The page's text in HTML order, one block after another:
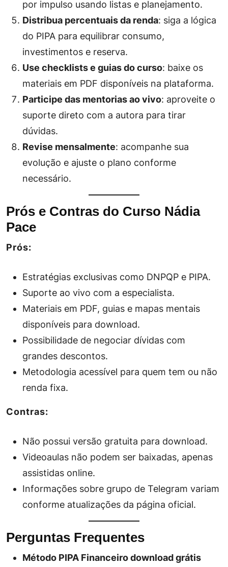
por impulso usando listas e planejamento.
Distribua percentuais da renda: siga a lógica
do PIPA para equilibrar consumo,
investimentos e reserva.
Use checklists e guias do curso: baixe os
materiais em PDF disponíveis na plataforma.
Participe das mentorias ao vivo: aproveite o
suporte direto com a autora para tirar
dúvidas.
Revise mensalmente: acompanhe sua
evolução e ajuste o plano conforme
necessário.
Prós e Contras do Curso Nádia
Pace
Prós:
Estratégias exclusivas como DNPQP e PIPA.
Suporte ao vivo com a especialista.
Materiais em PDF, guias e mapas mentais
disponíveis para download.
Possibilidade de negociar dívidas com
grandes descontos.
Metodologia acessível para quem tem ou não
renda fixa.
Contras:
Não possui versão gratuita para download.
Videoaulas não podem ser baixadas, apenas
assistidas online.
Informações sobre grupo de Telegram variam
conforme atualizações da página oficial.
Perguntas Frequentes
Método PIPA Financeiro download grátis